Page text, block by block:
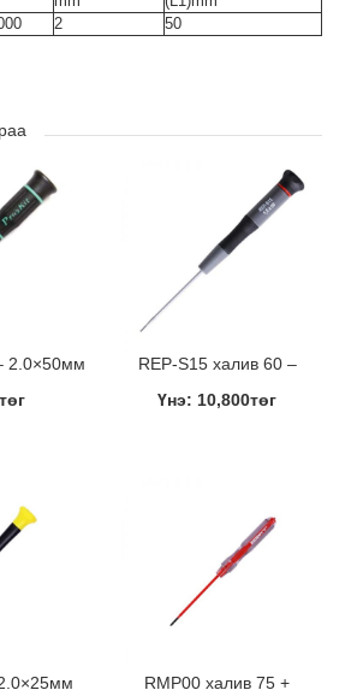
2 50
2.0×50мм
REP-S15 халив 60 –
Үнэ: 10,800төг
RMP00 халив 75 +